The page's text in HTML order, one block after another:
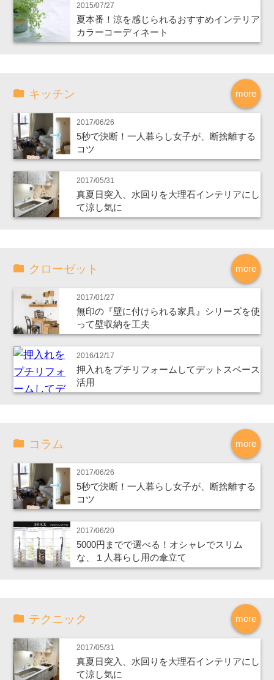
2015/07/27
夏本番！涼を感じられるおすすめインテリア
カラーコーディネート
more
キッチン
2017/06/26
5秒で決断！一人暮らし女子が、断捨離する
コツ
2017/05/31
真夏日突入、水回りを大理石インテリアにし
て涼し気に
more
クローゼット
2017/01/27
無印の『壁に付けられる家具』シリーズを使
って壁収納を工夫
2016/12/17
押入れをプチリフォームしてデットスペース
活用
more
コラム
2017/06/26
5秒で決断！一人暮らし女子が、断捨離する
コツ
2017/06/20
5000円までで選べる！オシャレでスリム
な、１人暮らし用の傘立て
more
テクニック
2017/05/31
真夏日突入、水回りを大理石インテリアにし
て涼し気に